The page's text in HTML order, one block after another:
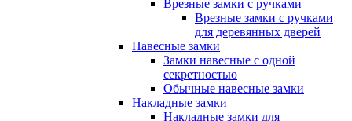
Врезные замки с ручками
Врезные замки с ручками
для деревянных дверей
Навесные замки
Замки навесные с одной
секретностью
Обычные навесные замки
Накладные замки
Накладные замки для